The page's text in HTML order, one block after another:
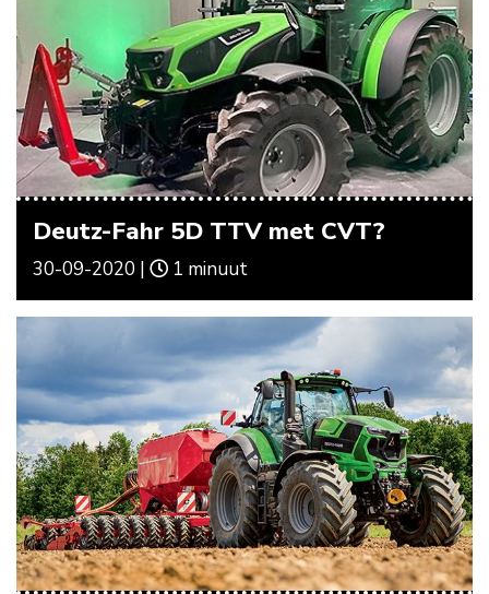
Deutz-Fahr 5D TTV met CVT?
30-09-2020 | 1 minuut